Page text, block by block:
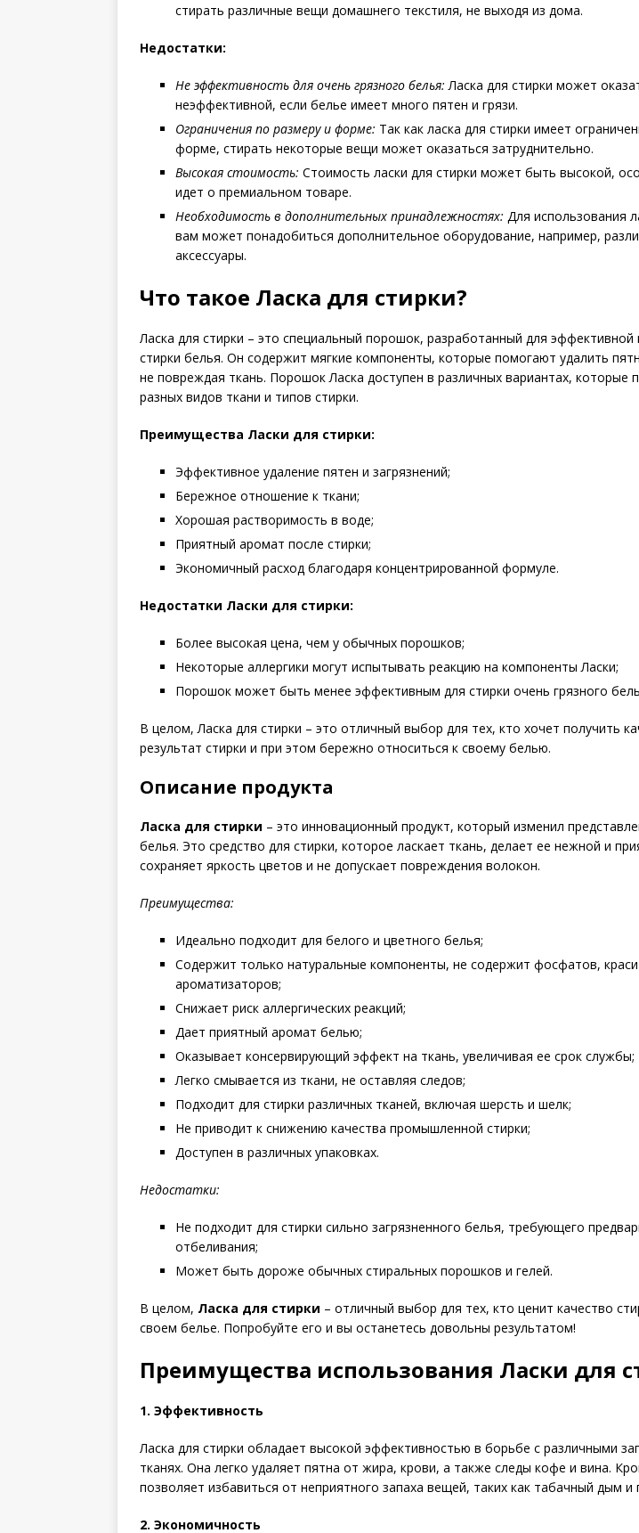
стирать различные вещи домашнего текстиля, не выходя из дома.
Недостатки:
Не эффективность для очень грязного белья: Ласка для стирки может
неэффективной, если белье имеет много пятен и грязи.
Ограничения по размеру и форме: Так как ласка для стирки имеет
форме, стирать некоторые вещи может оказаться затруднительно.
Высокая стоимость: Стоимость ласки для стирки может быть высокой,
идет о премиальном товаре.
Необходимость в дополнительных принадлежностях: Для использования
вам может понадобиться дополнительное оборудование, например,
аксессуары.
Что такое Ласка для стирки?
Ласка для стирки – это специальный порошок, разработанный для
стирки белья. Он содержит мягкие компоненты, которые помогают удалить
не повреждая ткань. Порошок Ласка доступен в различных вариантах, которые
разных видов ткани и типов стирки.
Преимущества Ласки для стирки:
Эффективное удаление пятен и загрязнений;
Бережное отношение к ткани;
Хорошая растворимость в воде;
Приятный аромат после стирки;
Экономичный расход благодаря концентрированной формуле.
Недостатки Ласки для стирки:
Более высокая цена, чем у обычных порошков;
Некоторые аллергики могут испытывать реакцию на компоненты Ласки;
Порошок может быть менее эффективным для стирки очень грязного
В целом, Ласка для стирки – это отличный выбор для тех, кто хочет получить
результат стирки и при этом бережно относиться к своему белью.
Описание продукта
Ласка для стирки – это инновационный продукт, который изменил
белья. Это средство для стирки, которое ласкает ткань, делает ее нежной и
сохраняет яркость цветов и не допускает повреждения волокон.
Преимущества:
Идеально подходит для белого и цветного белья;
Содержит только натуральные компоненты, не содержит фосфатов,
ароматизаторов;
Снижает риск аллергических реакций;
Дает приятный аромат белью;
Оказывает консервирующий эффект на ткань, увеличивая ее срок службы;
Легко смывается из ткани, не оставляя следов;
Подходит для стирки различных тканей, включая шерсть и шелк;
Не приводит к снижению качества промышленной стирки;
Доступен в различных упаковках.
Недостатки:
Не подходит для стирки сильно загрязненного белья, требующего
отбеливания;
Может быть дороже обычных стиральных порошков и гелей.
В целом, Ласка для стирки – отличный выбор для тех, кто ценит качество
своем белье. Попробуйте его и вы останетесь довольны результатом!
Преимущества использования Ласки для
1. Эффективность
Ласка для стирки обладает высокой эффективностью в борьбе с различными
тканях. Она легко удаляет пятна от жира, крови, а также следы кофе и вина.
позволяет избавиться от неприятного запаха вещей, таких как табачный дым и
2. Экономичность